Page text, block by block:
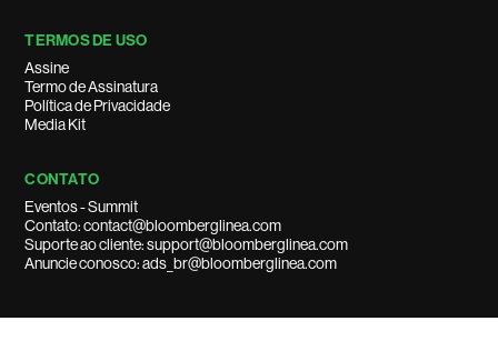
TERMOS DE USO
Assine
Termo de Assinatura
Política de Privacidade
Media Kit
CONTATO
Eventos - Summit
Contato: contact@bloomberglinea.com
Suporte ao cliente: support@bloomberglinea.com
Anuncie conosco: ads_br@bloomberglinea.com